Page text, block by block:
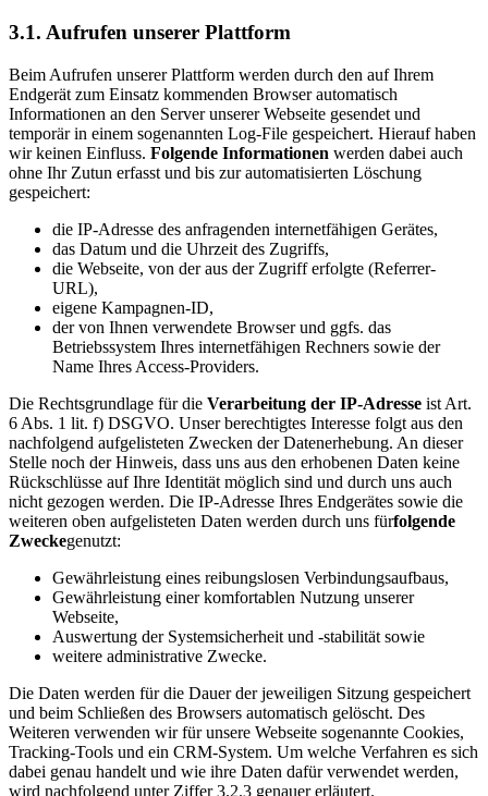
3.1. Aufrufen unserer Plattform
Beim Aufrufen unserer Plattform werden durch den auf Ihrem
Endgerät zum Einsatz kommenden Browser automatisch
Informationen an den Server unserer Webseite gesendet und
temporär in einem sogenannten Log-File gespeichert. Hierauf haben
wir keinen Einfluss. Folgende Informationen werden dabei auch
ohne Ihr Zutun erfasst und bis zur automatisierten Löschung
gespeichert:
die IP-Adresse des anfragenden internetfähigen Gerätes,
das Datum und die Uhrzeit des Zugriffs,
die Webseite, von der aus der Zugriff erfolgte (Referrer-
URL),
eigene Kampagnen-ID,
der von Ihnen verwendete Browser und ggfs. das
Betriebssystem Ihres internetfähigen Rechners sowie der
Name Ihres Access-Providers.
Die Rechtsgrundlage für die Verarbeitung der IP-Adresse ist Art.
6 Abs. 1 lit. f) DSGVO. Unser berechtigtes Interesse folgt aus den
nachfolgend aufgelisteten Zwecken der Datenerhebung. An dieser
Stelle noch der Hinweis, dass uns aus den erhobenen Daten keine
Rückschlüsse auf Ihre Identität möglich sind und durch uns auch
nicht gezogen werden. Die IP-Adresse Ihres Endgerätes sowie die
weiteren oben aufgelisteten Daten werden durch uns fürfolgende
Zweckegenutzt:
Gewährleistung eines reibungslosen Verbindungsaufbaus,
Gewährleistung einer komfortablen Nutzung unserer
Webseite,
Auswertung der Systemsicherheit und -stabilität sowie
weitere administrative Zwecke.
Die Daten werden für die Dauer der jeweiligen Sitzung gespeichert
und beim Schließen des Browsers automatisch gelöscht. Des
Weiteren verwenden wir für unsere Webseite sogenannte Cookies,
Tracking-Tools und ein CRM-System. Um welche Verfahren es sich
dabei genau handelt und wie ihre Daten dafür verwendet werden,
wird nachfolgend unter Ziffer 3.2.3 genauer erläutert.